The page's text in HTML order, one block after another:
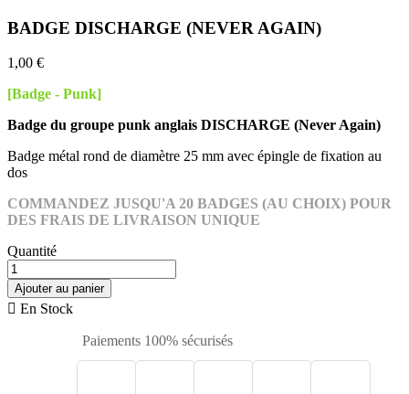
BADGE DISCHARGE (NEVER AGAIN)
1,00 €
[Badge - Punk]
Badge du groupe punk anglais DISCHARGE (Never Again)
Badge métal rond de diamètre 25 mm avec épingle de fixation au
dos
COMMANDEZ JUSQU'A 20 BADGES (AU CHOIX) POUR
DES FRAIS DE LIVRAISON UNIQUE
Quantité
Ajouter au panier
 En Stock
Paiements 100% sécurisés